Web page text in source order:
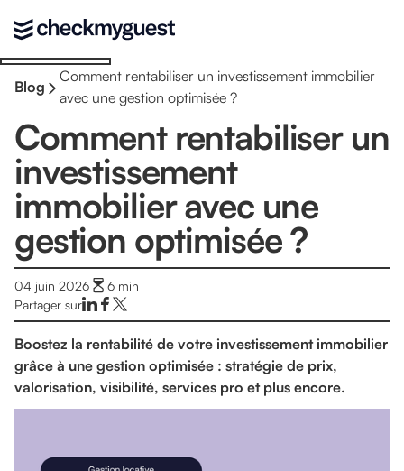
Blog
Comment rentabiliser un investissement immobilier
avec une gestion optimisée ?
Comment rentabiliser un
investissement
immobilier avec une
gestion optimisée ?
04 juin 2026 6 min
Partager sur
Boostez la rentabilité de votre investissement immobilier
grâce à une gestion optimisée : stratégie de prix,
valorisation, visibilité, services pro et plus encore.